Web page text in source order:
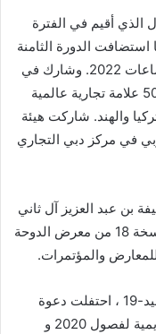
الذي أقيم في الفترة
استضافت الدورة الثامنة
عشرة من معرض الدوحة للمجوهرات والساعات 2022. وشارك في
الحدث أكثر من 65 عارضًا ، بما في ذلك 500 علامة تجارية عالمية
والهند. شاركت هيئة
في مركز دبي التجاري
بن عبد العزيز آل ثاني
، رئيس مجلس الوزراء ووزير الداخلية ، النسخة 18 من معرض الدوحة
والمؤتمرات.
مع عودة الحياة إلى طبيعتها بعد جائحة كوفيد-19 ، احتفلت دعوة
مؤسسة قطر في 10 مايو بالإنجازات الأكاديمية لفصول 2020 و